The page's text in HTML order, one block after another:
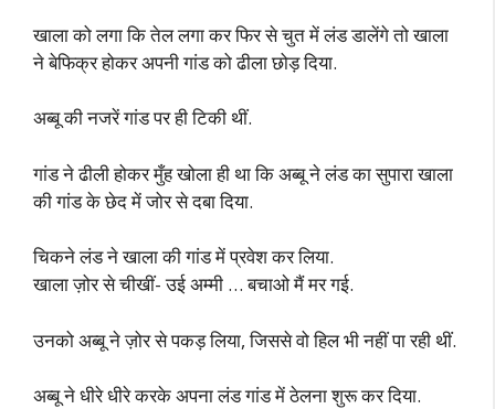
खाला को लगा कि तेल लगा कर फिर से चुत में लंड डालेंगे तो खाला
ने बेफिक्र होकर अपनी गांड को ढीला छोड़ दिया.
अब्बू की नजरें गांड पर ही टिकी थीं.
गांड ने ढीली होकर मुँह खोला ही था कि अब्बू ने लंड का सुपारा खाला
की गांड के छेद में जोर से दबा दिया.
चिकने लंड ने खाला की गांड में प्रवेश कर लिया.
खाला ज़ोर से चीखीं- उई अम्मी … बचाओ मैं मर गई.
उनको अब्बू ने ज़ोर से पकड़ लिया, जिससे वो हिल भी नहीं पा रही थीं.
अब्बू ने धीरे धीरे करके अपना लंड गांड में ठेलना शुरू कर दिया.